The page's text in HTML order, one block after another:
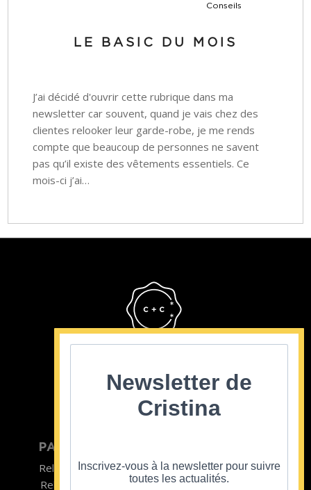
Conseils
LE BASIC DU MOIS
J’ai décidé d'ouvrir cette rubrique dans ma
newsletter car souvent, quand je vais chez des
clientes relooker leur garde-robe, je me rends
compte que beaucoup de personnes ne savent
pas qu’il existe des vêtements essentiels. Ce
mois-ci j’ai…
PARTICULIER
Relooking homme
Relooking femme
Team Building
Newsletter de
Cristina
Inscrivez-vous à la newsletter pour suivre
toutes les actualités.